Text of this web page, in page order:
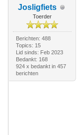
Josligfiets
Toerder
Berichten: 488
Topics: 15
Lid sinds: Feb 2023
Bedankt: 168
924 x bedankt in 457
berichten